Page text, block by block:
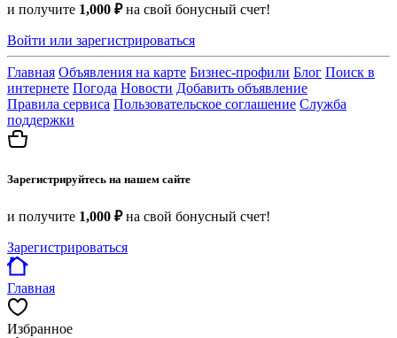
и получите 1,000 ₽на свой бонусный счет!
Войти или зарегистрироваться
Главная Объявления на карте Бизнес-профили Блог Поиск в
интернете Погода Новости Добавить объявление
Правила сервиса Пользовательское соглашение Служба
поддержки
Зарегистрируйтесь на нашем сайте
и получите 1,000 ₽на свой бонусный счет!
Зарегистрироваться
Главная
Избранное